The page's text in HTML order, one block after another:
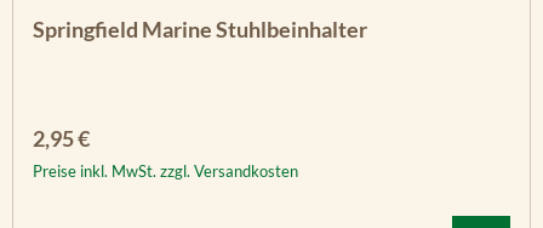
Springfield Marine Stuhlbeinhalter
Regulärer Preis:
2,95 €
Preise inkl. MwSt. zzgl. Versandkosten